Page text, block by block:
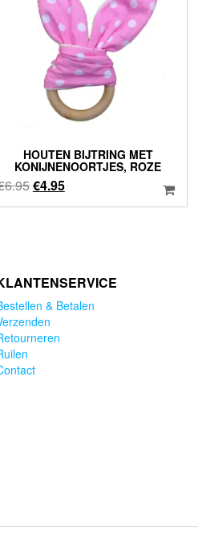
HOUTEN BIJTRING MET
KONIJNENOORTJES, ROZE
6.95Oorspronkelijke
€4.95Huidige
& Betalen